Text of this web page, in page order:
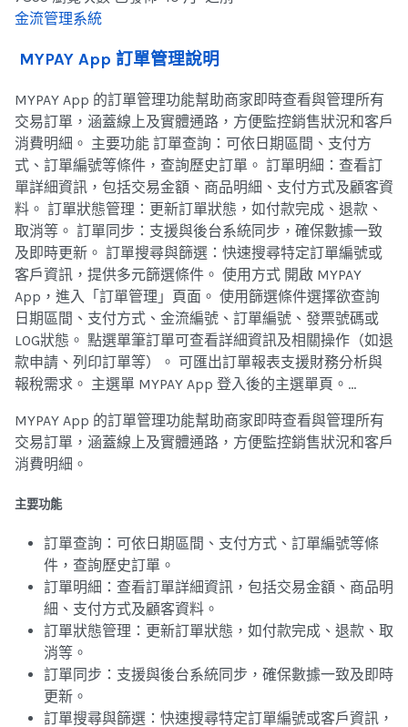
金流管理系統
MYPAY App 訂單管理說明
MYPAY App 的訂單管理功能幫助商家即時查看與管理所有
交易訂單，涵蓋線上及實體通路，方便監控銷售狀況和客戶
消費明細。 主要功能 訂單查詢：可依日期區間、支付方
式、訂單編號等條件，查詢歷史訂單。 訂單明細：查看訂
單詳細資訊，包括交易金額、商品明細、支付方式及顧客資
料。 訂單狀態管理：更新訂單狀態，如付款完成、退款、
取消等。 訂單同步：支援與後台系統同步，確保數據一致
及即時更新。 訂單搜尋與篩選：快速搜尋特定訂單編號或
客戶資訊，提供多元篩選條件。 使用方式 開啟 MYPAY
App，進入「訂單管理」頁面。 使用篩選條件選擇欲查詢
日期區間、支付方式、金流編號、訂單編號、發票號碼或
LOG狀態。 點選單筆訂單可查看詳細資訊及相關操作（如退
款申請、列印訂單等）。 可匯出訂單報表支援財務分析與
報稅需求。 主選單 MYPAY App 登入後的主選單頁。…
MYPAY App 的訂單管理功能幫助商家即時查看與管理所有
交易訂單，涵蓋線上及實體通路，方便監控銷售狀況和客戶
消費明細。
主要功能
訂單查詢：可依日期區間、支付方式、訂單編號等條
件，查詢歷史訂單。
訂單明細：查看訂單詳細資訊，包括交易金額、商品明
細、支付方式及顧客資料。
訂單狀態管理：更新訂單狀態，如付款完成、退款、取
消等。
訂單同步：支援與後台系統同步，確保數據一致及即時
更新。
訂單搜尋與篩選：快速搜尋特定訂單編號或客戶資訊，